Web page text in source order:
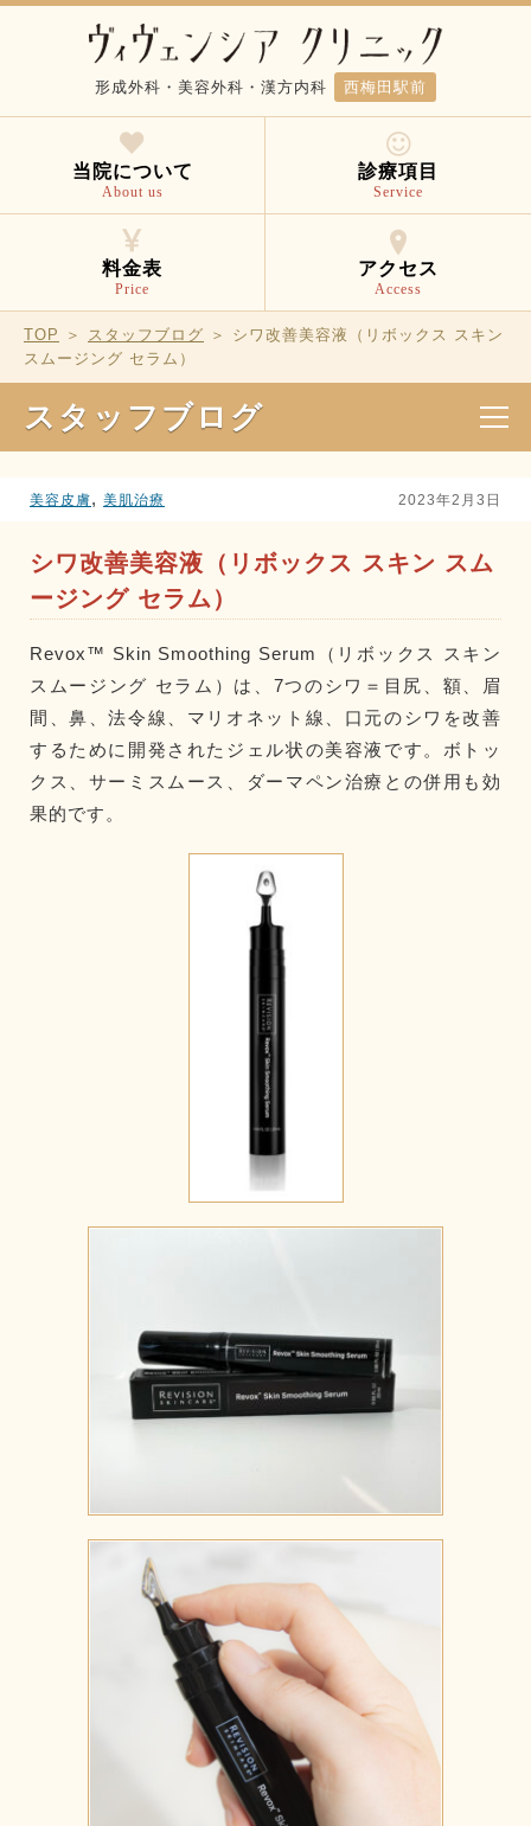
形成外科・美容外科・漢方内科 西梅田駅前
当院について
About us
診療項目
Service
料金表
Price
アクセス
Access
TOP ＞ スタッフブログ ＞ シワ改善美容液（リボックス スキン
スムージング セラム）
スタッフブログ
美容皮膚, 美肌治療 2023年2月3日
シワ改善美容液（リボックス スキン スム
ージング セラム）
Revox™ Skin Smoothing Serum（リボックス スキン
スムージング セラム）は、7つのシワ＝目尻、額、眉
間、鼻、法令線、マリオネット線、口元のシワを改善
するために開発されたジェル状の美容液です。ボトッ
クス、サーミスムース、ダーマペン治療との併用も効
果的です。